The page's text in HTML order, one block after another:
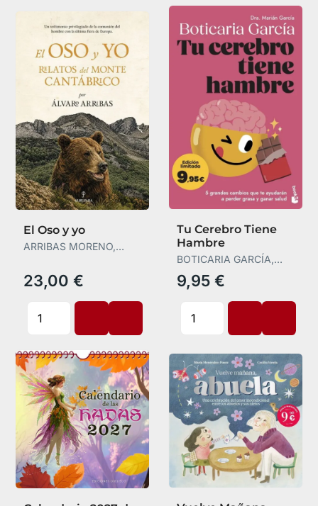
El Oso y yo
ARRIBAS MORENO,
23,00 €
Tu Cerebro Tiene
Hambre
BOTICARIA GARCÍA,
BOTICARIA GARCÍA
9,95 €